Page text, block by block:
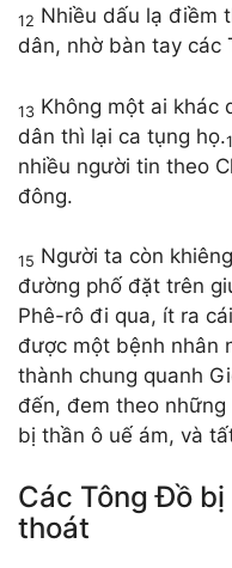
12 Nhiều dấu lạ điềm
dân, nhờ bàn tay các
13 Không một ai khác
dân thì lại ca tụng họ.
nhiều người tin theo
đông.
15 Người ta còn
đường phố đặt trên
Phê-rô đi qua, ít ra
được một bệnh nhân
thành chung quanh
đến, đem theo
bị thần ô uế ám, và
Các Tông Đồ
thoát